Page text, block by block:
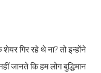
गिर रहे थे ना? तो इन्होंने
जानते कि हम लोग बुद्धिमान